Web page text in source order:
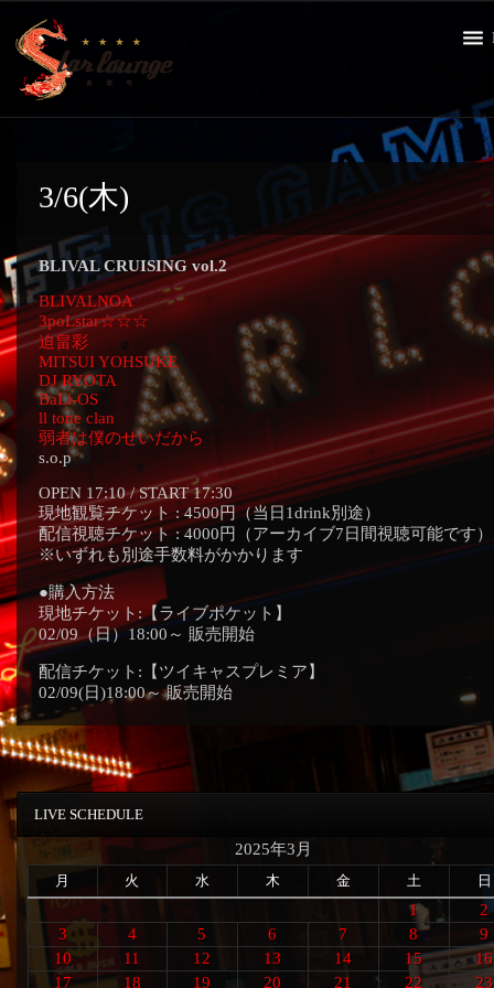
3/6(木)
BLIVAL CRUISING vol.2
BLIVALNOA
3poLstar☆☆☆
迫畠彩
MITSUI YOHSUKE
DJ RYOTA
BaLi-OS
ll tone clan
弱者は僕のせいだから
s.o.p
OPEN 17:10 / START 17:30
現地観覧チケット : 4500円（当日1drink別途）
配信視聴チケット : 4000円（アーカイブ7日間視聴可能です）
※いずれも別途手数料がかかります
●購入方法
現地チケット:【ライブポケット】
02/09（日）18:00～ 販売開始
配信チケット:【ツイキャスプレミア】
02/09(日)18:00～ 販売開始
LIVE SCHEDULE
2025年3月
月 火 水 木 金 土 日
1
2
3
4 5 6 7 8
9
10
11 12 13 14 15
16
17
18 19 20 21 22 23